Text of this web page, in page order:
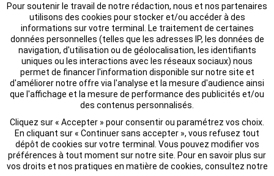
Pour soutenir le travail de notre rédaction, nous et nos partenaires
utilisons des cookies pour stocker et/ou accéder à des
informations sur votre terminal. Le traitement de certaines
données personnelles (telles que les adresses IP, les données de
navigation, d'utilisation ou de géolocalisation, les identifiants
uniques ou les interactions avec les réseaux sociaux) nous
permet de financer l'information disponible sur notre site et
d'améliorer notre offre via l'analyse et la mesure d'audience ainsi
que l'affichage et la mesure de performance des publicités et/ou
des contenus personnalisés.
Cliquez sur « Accepter » pour consentir ou paramétrez vos choix.
En cliquant sur « Continuer sans accepter », vous refusez tout
dépôt de cookies sur votre terminal. Vous pouvez modifier vos
préférences à tout moment sur notre site. Pour en savoir plus sur
vos droits et nos pratiques en matière de cookies, consultez notre